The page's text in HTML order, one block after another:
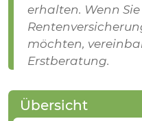
erhalten. Wenn
möchten,
Erstberatung.
Übersicht